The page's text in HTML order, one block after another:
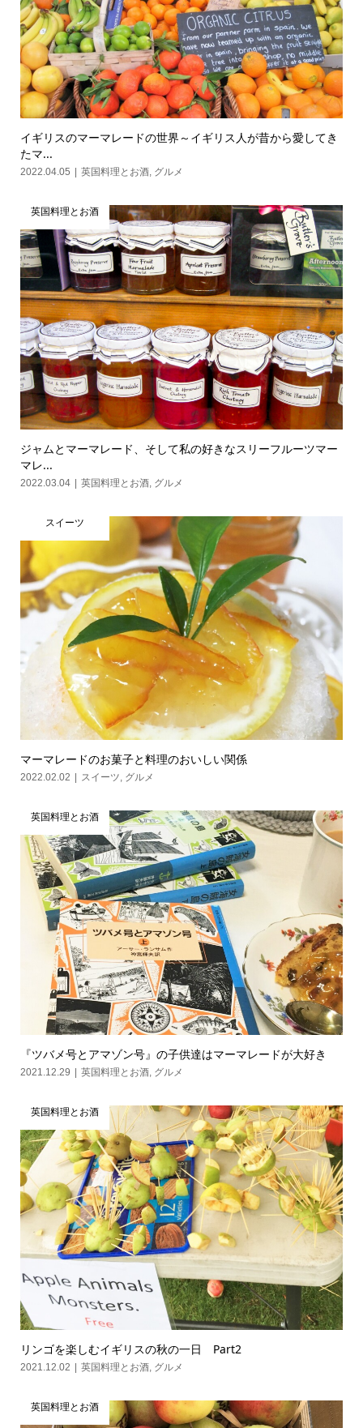
イギリスのマーマレードの世界～イギリス人が昔から愛してき
たマ...
2022.04.05 英国料理とお酒, グルメ
英国料理とお酒
ジャムとマーマレード、そして私の好きなスリーフルーツマー
マレ...
2022.03.04 英国料理とお酒, グルメ
スイーツ
マーマレードのお菓子と料理のおいしい関係
2022.02.02 スイーツ, グルメ
英国料理とお酒
『ツバメ号とアマゾン号』の子供達はマーマレードが大好き
2021.12.29 英国料理とお酒, グルメ
英国料理とお酒
リンゴを楽しむイギリスの秋の一日 Part2
2021.12.02 英国料理とお酒, グルメ
英国料理とお酒